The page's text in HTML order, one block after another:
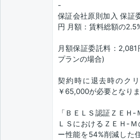
-
保証会社原則加入 保証
円 月額：賃料総額の
月額保証委託料：
プランの場合)
契約時に退去時のク
￥65,000が必要となりま
「ＢＥＬＳ認証ＺＥＨ
ＬＳにおけるＺＥＨ-
ー性能を54%削減した